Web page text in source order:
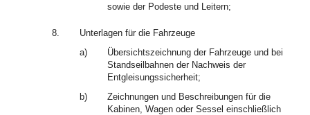
sowie der Podeste und Leitern;
8.
Unterlagen für die Fahrzeuge
a)
Übersichtszeichnung der Fahrzeuge und bei
Standseilbahnen der Nachweis der
Entgleisungssicherheit;
b)
Zeichnungen und Beschreibungen für die
Kabinen, Wagen oder Sessel einschließlich